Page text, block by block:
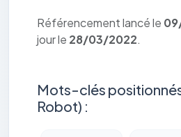
Référencement lancé le
jour le 28/03/2022.
Mots-clés
Robot) :